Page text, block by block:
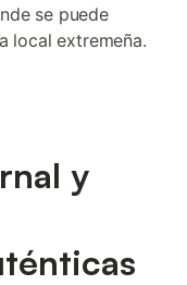
se puede
local extremeña.
y